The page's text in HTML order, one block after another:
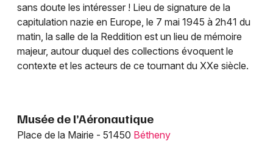
sans doute les intéresser ! Lieu de signature de la
capitulation nazie en Europe, le 7 mai 1945 à 2h41 du
matin, la salle de la Reddition est un lieu de mémoire
majeur, autour duquel des collections évoquent le
contexte et les acteurs de ce tournant du XXe siècle.
Musée de l’Aéronautique
Place de la Mairie - 51450 Bétheny